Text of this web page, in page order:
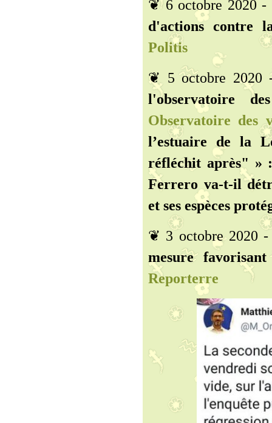
❦ 6 octobre 2020 -
d'actions contre
Politis
❦ 5 octobre
l'observatoire
Observatoire des
l’estuaire de la
réfléchit après" »
Ferrero va-t-il
et ses espèces
❦ 3 octobre 2020
mesure
Reporterre